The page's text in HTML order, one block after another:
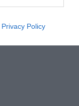
Privacy Policy